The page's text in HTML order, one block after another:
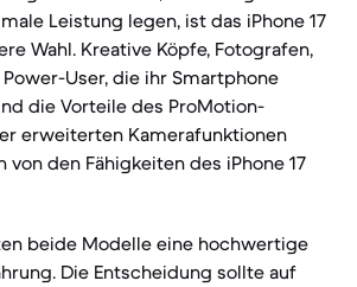
Leistung legen, ist das iPhone 17
Wahl. Kreative Köpfe, Fotografen,
User, die ihr Smartphone
die Vorteile des ProMotion-
erweiterten Kamerafunktionen
von den Fähigkeiten des iPhone 17
beide Modelle eine hochwertige
Die Entscheidung sollte auf